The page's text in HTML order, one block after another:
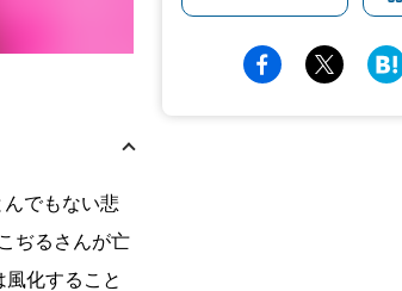
でもない悲
ぢるさんが亡
化すること